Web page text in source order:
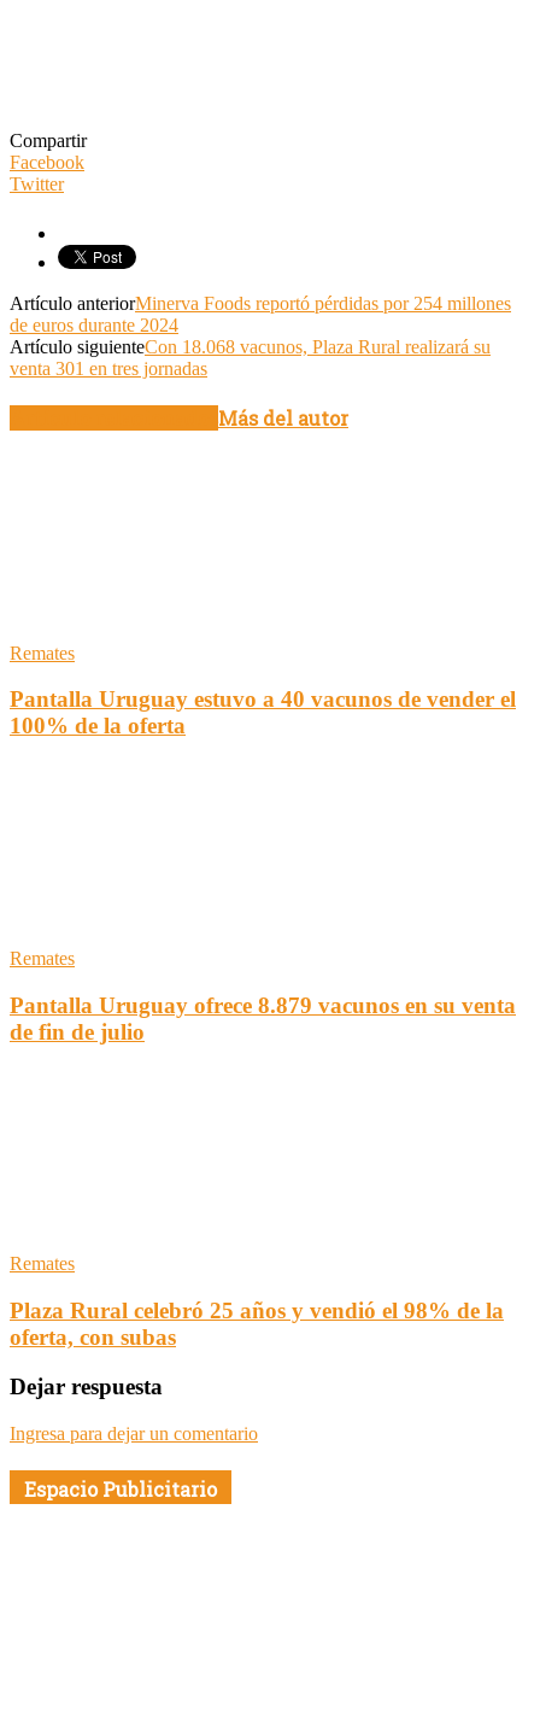
Compartir
Facebook
Twitter
Artículo anteriorMinerva Foods reportó pérdidas por 254 millones
de euros durante 2024
Artículo siguienteCon 18.068 vacunos, Plaza Rural realizará su
venta 301 en tres jornadas
Más del autor
Remates
Pantalla Uruguay estuvo a 40 vacunos de vender el
100% de la oferta
Remates
Pantalla Uruguay ofrece 8.879 vacunos en su venta
de fin de julio
Remates
Plaza Rural celebró 25 años y vendió el 98% de la
oferta, con subas
Dejar respuesta
Ingresa para dejar un comentario
Espacio Publicitario